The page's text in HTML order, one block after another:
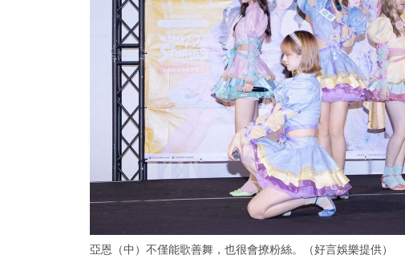
亞恩（中）不僅能歌善舞，也很會撩粉絲。（好言娛樂提供）